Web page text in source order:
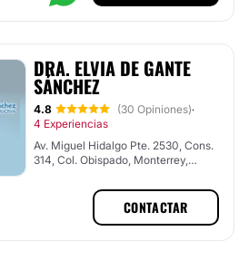
DRA. ELVIA DE GANTE
SÁNCHEZ
4.8 (30 Opiniones)·
4 Experiencias
Av. Miguel Hidalgo Pte. 2530, Cons.
314, Col. Obispado, Monterrey,
CONTACTAR